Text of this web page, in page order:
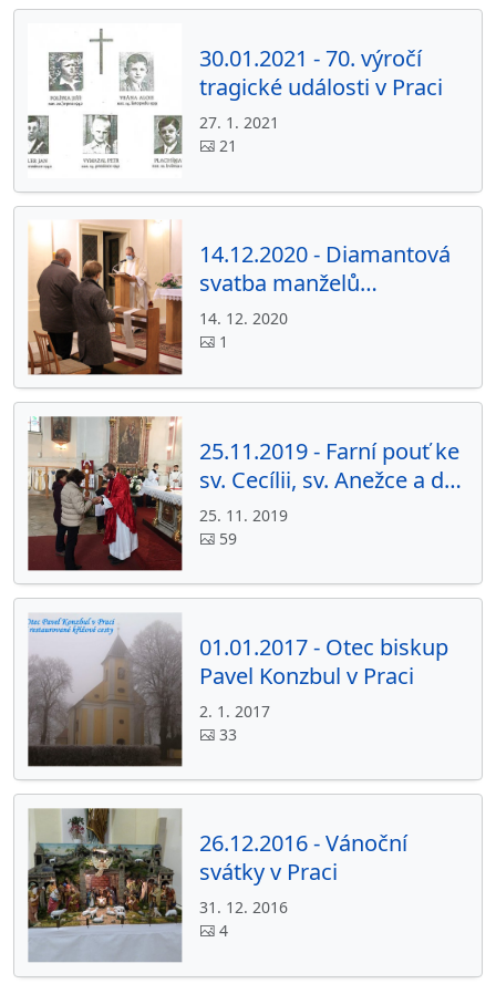
30.01.2021 - 70. výročí
tragické události v Praci
27. 1. 2021
21
14.12.2020 - Diamantová
svatba manželů
Kněžíčkových
14. 12. 2020
1
25.11.2019 - Farní pouť ke
sv. Cecílii, sv. Anežce a do
Mikulova
25. 11. 2019
59
01.01.2017 - Otec biskup
Pavel Konzbul v Praci
2. 1. 2017
33
26.12.2016 - Vánoční
svátky v Praci
31. 12. 2016
4